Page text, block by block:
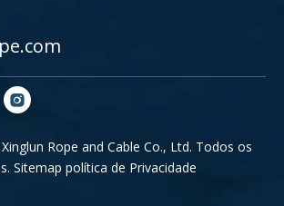
Rope and Cable Co., Ltd. Todos os
Sitemap política de Privacidade